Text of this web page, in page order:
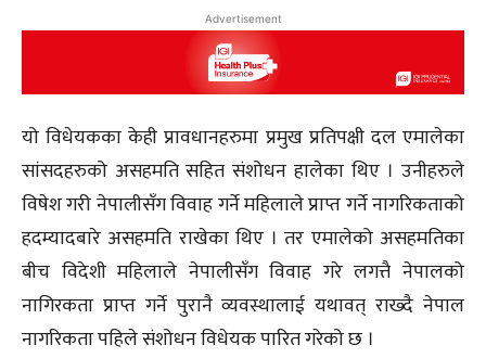
Advertisement
यो विधेयकका केही प्रावधानहरुमा प्रमुख प्रतिपक्षी दल एमालेका
सांसदहरुको असहमति सहित संशोधन हालेका थिए । उनीहरुले
विषेश गरी नेपालीसँग विवाह गर्ने महिलाले प्राप्त गर्ने नागरिकताको
हदम्यादबारे असहमति राखेका थिए । तर एमालेको असहमतिका
बीच विदेशी महिलाले नेपालीसँग विवाह गरे लगत्तै नेपालको
नागिरकता प्राप्त गर्ने पुरानै व्यवस्थालाई यथावत् राख्दै नेपाल
नागरिकता पहिले संशोधन विधेयक पारित गरेको छ ।